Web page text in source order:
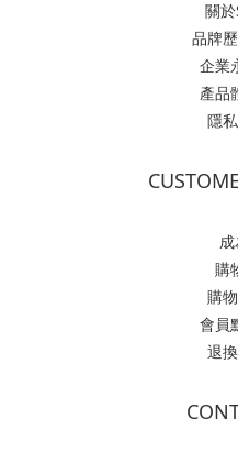
關
品牌
企業
產品
隱
購
購
會員
退